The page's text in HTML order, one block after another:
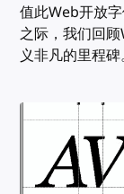
值此Web开放
之际，我们回
义非凡的里程碑。